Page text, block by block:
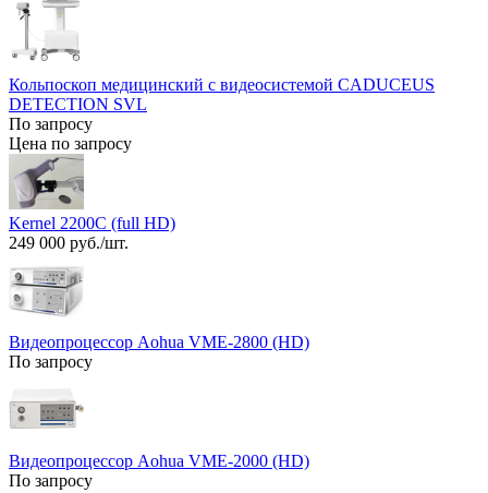
Кольпоскоп медицинский с видеосистемой CADUCEUS
DETECTION SVL
По запросу
Цена по запросу
Kernel 2200С (full HD)
249 000 руб./шт.
Видеопроцессор Aohua VME-2800 (HD)
По запросу
Видеопроцессор Aohua VME-2000 (HD)
По запросу